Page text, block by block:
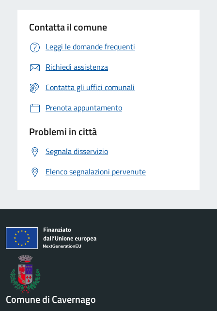
Contatta il comune
Leggi le domande frequenti
Richiedi assistenza
Contatta gli uffici comunali
Prenota appuntamento
Problemi in città
Segnala disservizio
Elenco segnalazioni pervenute
Comune di Cavernago